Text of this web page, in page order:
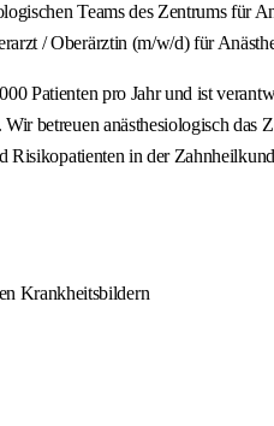
Teams des Zentrums für
/ Oberärztin (m/w/d) für
Patienten pro Jahr und ist
betreuen anästhesiologisch
in der
Krankheitsbildern